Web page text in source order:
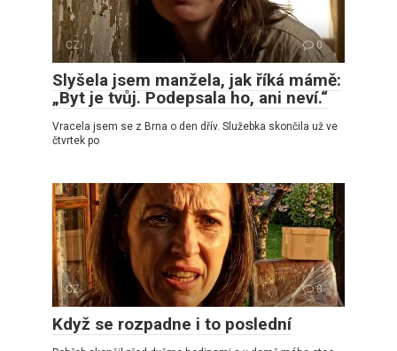
CZ 0
Slyšela jsem manžela, jak říká mámě:
„Byt je tvůj. Podepsala ho, ani neví.“
Vracela jsem se z Brna o den dřív. Služebka skončila už ve
čtvrtek po
CZ 0
Když se rozpadne i to poslední